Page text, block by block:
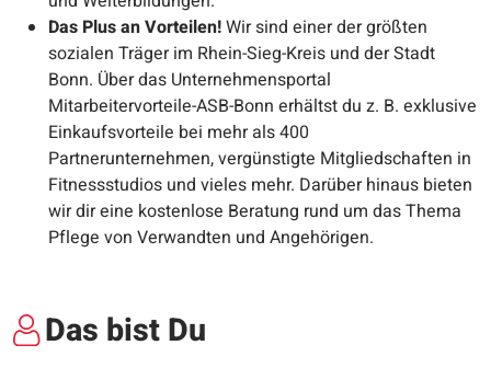
Das Plus an Vorteilen!Wir sind einerder größten
sozialen Träger im Rhein-Sieg-Kreis und der Stadt
Bonn. Über das Unternehmensportal
Mitarbeitervorteile-ASB-Bonn erhältst du z. B. exklusive
Einkaufsvorteile bei mehr als 400
Partnerunternehmen, vergünstigte Mitgliedschaften in
Fitnessstudios und vieles mehr. Darüber hinaus bieten
wir dir eine kostenlose Beratung rund um das Thema
Pflege von Verwandten und Angehörigen.
Das bist Du